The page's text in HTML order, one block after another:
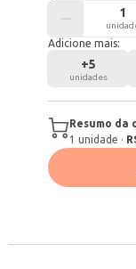
Adicione mais:
+5
unidades
Resumo da
1 unidade ·